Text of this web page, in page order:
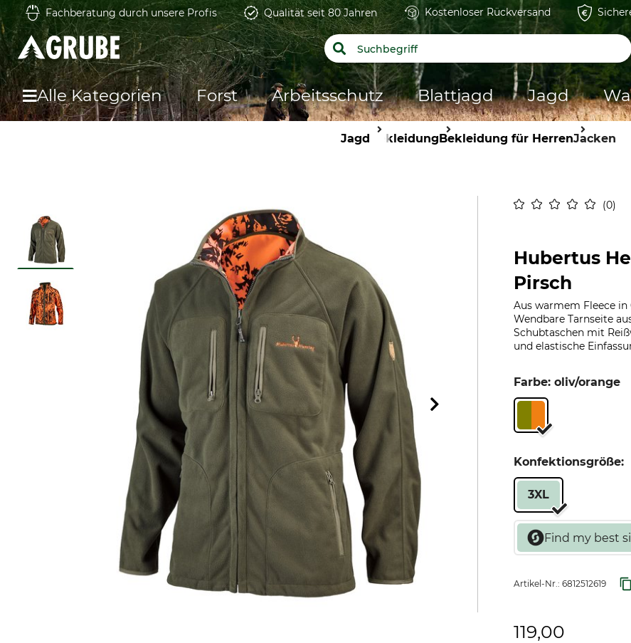
Fachberatung durch unsere Profis Qualität seit 80 Jahren Kostenloser Rückversand
Alle Kategorien Forst Arbeitsschutz Blattjagd Jagd
Jagd BekleidungBekleidung für HerrenJacken
0
Hubertus
Pirsch
Aus warmem Fleece
Wendbare Tarnseite
Schubtaschen mit
und elastische
Farbe: oliv/orange
Konfektionsgröße:
3XL
Artikel-Nr.: 6812512619
119,00